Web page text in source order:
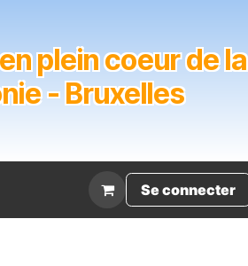
plein coeur de la
- Bruxelles
Se connecter